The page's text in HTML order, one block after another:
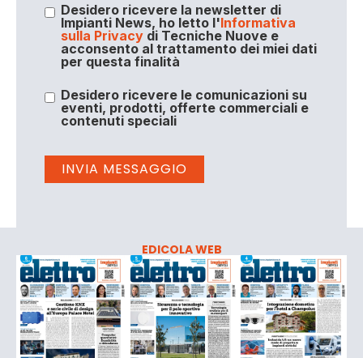
Desidero ricevere la newsletter di
Impianti News, ho letto l'Informativa
sulla Privacydi Tecniche Nuove e
acconsento al trattamento dei miei dati
per questa finalità
Desidero ricevere le comunicazioni su
eventi, prodotti, offerte commerciali e
contenuti speciali
EDICOLA WEB